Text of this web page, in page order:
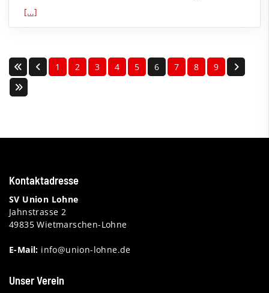
[...]
1 2 3 4 5 6 7 8 9
Kontaktadresse
SV Union Lohne
Jahnstrasse 2
49835 Wietmarschen-Lohne
E-Mail: info@union-lohne.de
Unser Verein